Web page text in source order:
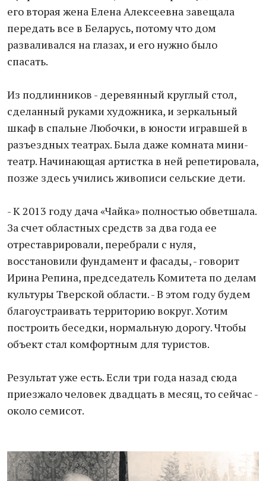
его вторая жена Елена Алексеевна завещала
передать все в Беларусь, потому что дом
разваливался на глазах, и его нужно было
спасать.
Из подлинников - деревянный круглый стол,
сделанный руками художника, и зеркальный
шкаф в спальне Любочки, в юности игравшей в
разъездных театрах. Была даже комната мини-
театр. Начинающая артистка в ней репетировала,
позже здесь учились живописи сельские дети.
- К 2013 году дача «Чайка» полностью обветшала.
За счет областных средств за два года ее
отреставрировали, перебрали с нуля,
восстановили фундамент и фасады, - говорит
Ирина Репина, председатель Комитета по делам
культуры Тверской области. - В этом году будем
благоустраивать территорию вокруг. Хотим
построить беседки, нормальную дорогу. Чтобы
объект стал комфортным для туристов.
Результат уже есть. Если три года назад сюда
приезжало человек двадцать в месяц, то сейчас -
около семисот.